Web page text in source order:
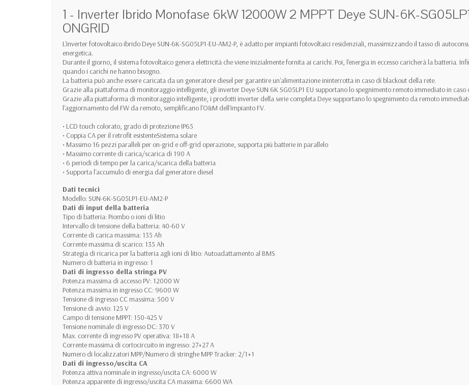
1 - Inverter Ibrido Monofase 6kW 12000W 2 MPPT Deye SUN-6K-
ONGRID
L'inverter fotovoltaico ibrido Deye SUN-6K-SG05LP1-EU-AM2-P, è adatto per impianti fotovoltaici residenziali, massimizzando il tasso di
energetica.
Durante il giorno, il sistema fotovoltaico genera elettricità che viene inizialmente fornita ai carichi. Poi, l'energia in eccesso caricherà la batteria.
quando i carichi ne hanno bisogno.
La batteria può anche essere caricata da un generatore diesel per garantire un'alimentazione ininterrotta in caso di blackout della rete.
Grazie alla piattaforma di monitoraggio intelligente, gli inverter Deye SUN 6K SG05LP1 EU supportano lo spegnimento remoto immediato in caso
Grazie alla piattaforma di monitoraggio intelligente, i prodotti inverter della serie completa Deye supportano lo spegnimento da remoto
l'aggiornamento del FW da remoto, semplificano l'O&M dell'impianto FV.
• LCD touch colorato, grado di protezione IP65
• Coppia CA per il retrofit esistenteSistema solare
• Massimo 16 pezzi paralleli per on-grid e off-grid operazione, supporta più batterie in parallelo
• Massimo corrente di carica/scarica di 190 A
• 6 periodi di tempo per la carica/scarica della batteria
• Supporta l'accumulo di energia dal generatore diesel
Dati tecnici
Modello: SUN-6K-SG05LP1-EU-AM2-P
Dati di input della batteria
Tipo di batteria: Piombo o ioni di litio
Intervallo di tensione della batteria: 40-60 V
Corrente di carica massima: 135 Ah
Corrente massima di scarico: 135 Ah
Strategia di ricarica per la batteria agli ioni di litio: Autoadattamento al BMS
Numero di batteria in ingresso: 1
Dati di ingresso della stringa PV
Potenza massima di accesso PV: 12000 W
Potenza massima in ingresso CC: 9600 W
Tensione di ingresso CC massima: 500 V
Tensione di avvio: 125 V
Campo di tensione MPPT: 150-425 V
Tensione nominale di ingresso DC: 370 V
Max. corrente di ingresso PV operativa: 18+18 A
Corrente massima di cortocircuito in ingresso: 27+27 A
Numero di localizzatori MPP/Numero di stringhe MPP Tracker: 2/1+1
Dati di ingresso/uscita CA
Potenza attiva nominale in ingresso/uscita CA: 6000 W
Potenza apparente di ingresso/uscita CA massima: 6600 WA